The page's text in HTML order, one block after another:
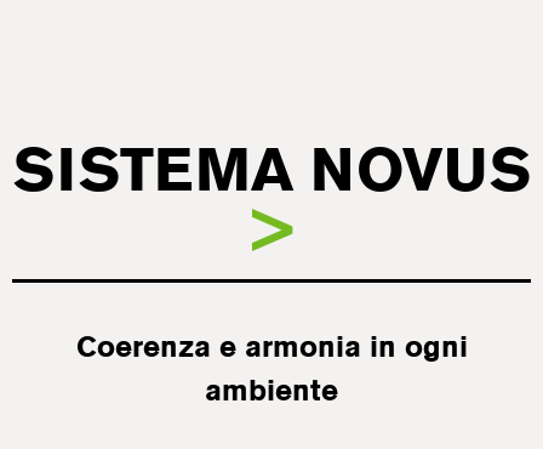
SISTEMA NOVUS
>
Coerenza e armonia in ogni
ambiente